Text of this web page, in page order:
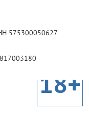
575300050627
18+